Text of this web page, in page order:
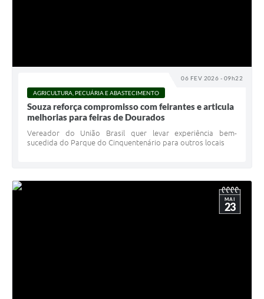
06 FEV 2026 - 09h22
AGRICULTURA, PECUÁRIA E ABASTECIMENTO
Souza reforça compromisso com feirantes e articula
melhorias para feiras de Dourados
Vereador do União Brasil quer levar experiência bem-
sucedida do Parque do Cinquentenário para outros locais
MAI
23